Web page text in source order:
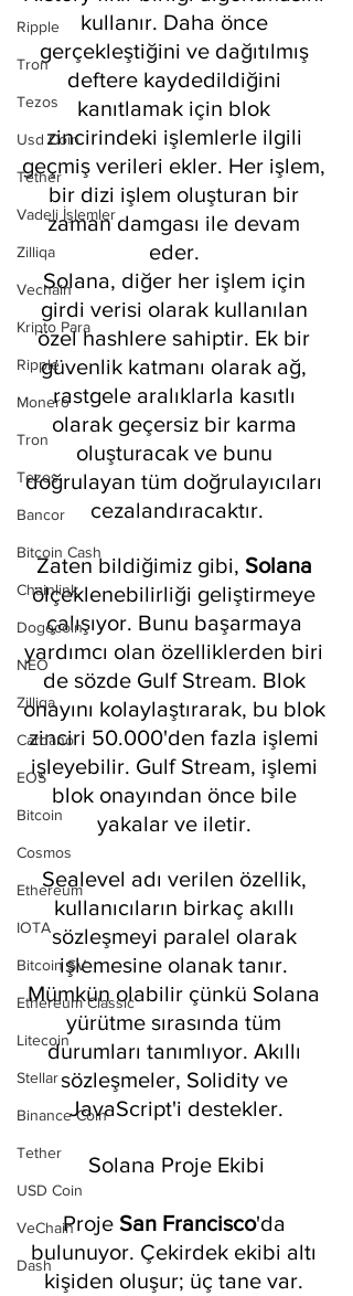
Ripple
Tron
Tezos
Usd Coin
Tether
Vadeli İşlemler
Zilliqa
Vechain
Kripto Para
Ripple
Monero
Tron
Tezos
Bancor
Bitcoin Cash
Chainlink
Dogecoin
NEO
Zilliqa
Cardano
EOS
Bitcoin
Cosmos
Ethereum
IOTA
Bitcoin SV
Ethereum Classic
Litecoin
Stellar
Binance Coin
Tether
USD Coin
VeChain
Dash
kullanır. Daha önce
gerçekleştiğini ve dağıtılmış
deftere kaydedildiğini
kanıtlamak için blok
zincirindeki işlemlerle ilgili
geçmiş verileri ekler. Her işlem,
bir dizi işlem oluşturan bir
zaman damgası ile devam
eder.
Solana, diğer her işlem için
girdi verisi olarak kullanılan
özel hashlere sahiptir. Ek bir
güvenlik katmanı olarak ağ,
rastgele aralıklarla kasıtlı
olarak geçersiz bir karma
oluşturacak ve bunu
doğrulayan tüm doğrulayıcıları
cezalandıracaktır.
Zaten bildiğimiz gibi, Solana
ölçeklenebilirliği geliştirmeye
çalışıyor. Bunu başarmaya
yardımcı olan özelliklerden biri
de sözde Gulf Stream. Blok
onayını kolaylaştırarak, bu blok
zinciri 50.000'den fazla işlemi
işleyebilir. Gulf Stream, işlemi
blok onayından önce bile
yakalar ve iletir.
Sealevel adı verilen özellik,
kullanıcıların birkaç akıllı
sözleşmeyi paralel olarak
işlemesine olanak tanır.
Mümkün olabilir çünkü Solana
yürütme sırasında tüm
durumları tanımlıyor. Akıllı
sözleşmeler, Solidity ve
JavaScript'i destekler.
Solana Proje Ekibi
Proje San Francisco'da
bulunuyor. Çekirdek ekibi altı
kişiden oluşur; üç tane var.